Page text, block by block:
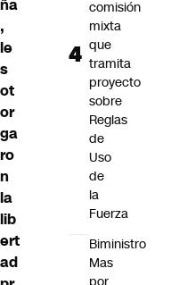
ña
,
le
s
ot
or
ga
ro
n
la
lib
ert
ad
comisión
mixta
que
tramita
proyecto
sobre
Reglas
de
Uso
de
la
Fuerza
Biministro
Mas
por